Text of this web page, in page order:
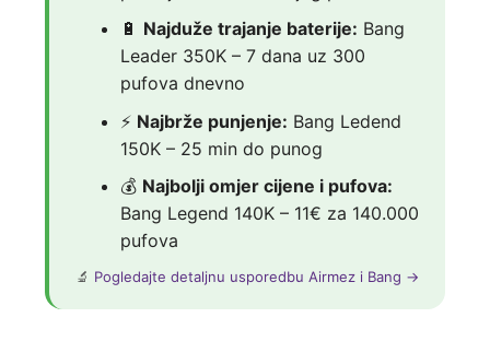
🔋 Najduže trajanje baterije: Bang
Leader 350K – 7 dana uz 300
pufova dnevno
⚡ Najbrže punjenje: Bang Ledend
150K – 25 min do punog
💰 Najbolji omjer cijene i pufova:
Bang Legend 140K – 11€ za 140.000
pufova
🔬 Pogledajte detaljnu usporedbu Airmez i Bang →